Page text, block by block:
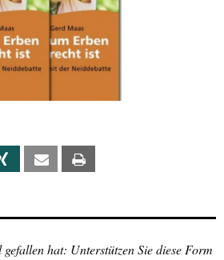
Xing Email
hat: Unterstützen Sie diese Form